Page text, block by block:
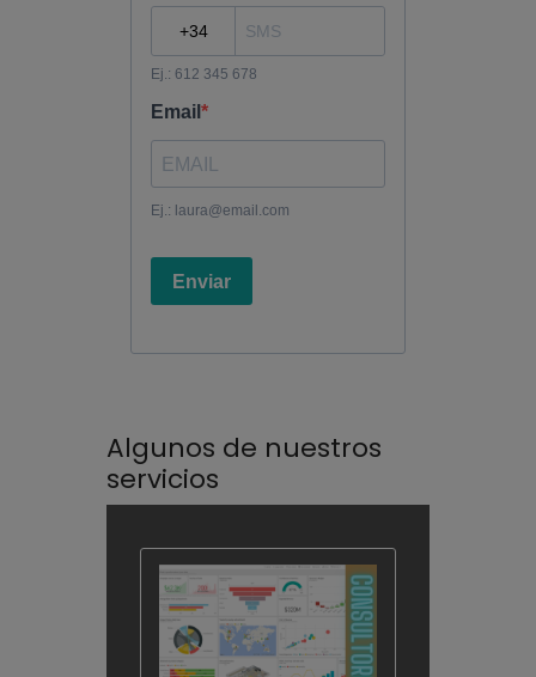
Algunos de nuestros
servicios